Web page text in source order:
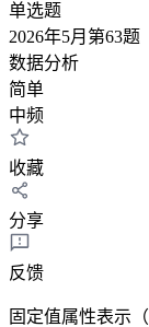
单选题
2026年5月第63题
数据分析
简单
中频
收藏
分享
反馈
固定值属性表示（